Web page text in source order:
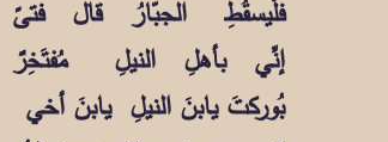
فلْيسقُطِ الجبّارُ قال فتىً
إنِّي بأهلِ النيلِ مُفتَخِرٌ
بُوركتَ يابنَ النيلِ يابنَ أخي